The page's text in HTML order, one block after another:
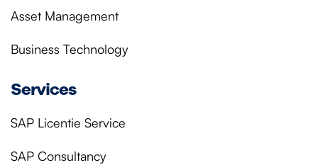
Asset Management
Business Technology
Services
SAP Licentie Service
SAP Consultancy